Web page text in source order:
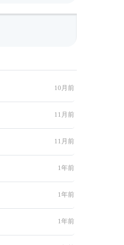
10月前
11月前
11月前
1年前
1年前
1年前